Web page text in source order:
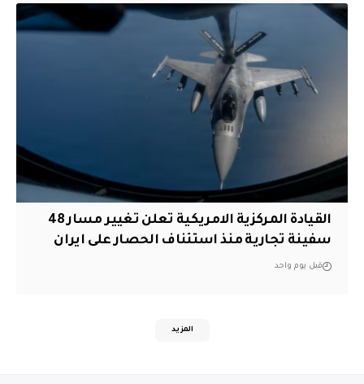
القيادة المركزية الامريكية تعلن تغيير مسار 48
سفينة تجارية منذ استئناف الحصار على ايران
قبل يوم واحد
المزيد